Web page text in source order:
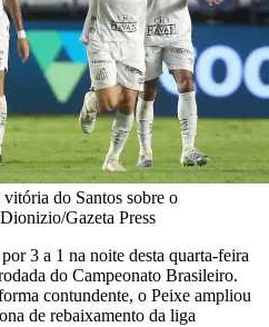
do Santos sobre o
Gazeta Press
3 a 1 na noite desta quarta-feira
do Campeonato Brasileiro.
contundente, o Peixe ampliou
de rebaixamento da liga